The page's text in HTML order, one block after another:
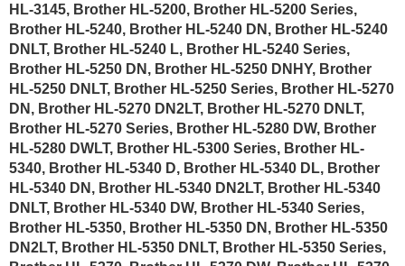
HL-3145, Brother HL-5200, Brother HL-5200 Series,
Brother HL-5240, Brother HL-5240 DN, Brother HL-5240
DNLT, Brother HL-5240 L, Brother HL-5240 Series,
Brother HL-5250 DN, Brother HL-5250 DNHY, Brother
HL-5250 DNLT, Brother HL-5250 Series, Brother HL-5270
DN, Brother HL-5270 DN2LT, Brother HL-5270 DNLT,
Brother HL-5270 Series, Brother HL-5280 DW, Brother
HL-5280 DWLT, Brother HL-5300 Series, Brother HL-
5340, Brother HL-5340 D, Brother HL-5340 DL, Brother
HL-5340 DN, Brother HL-5340 DN2LT, Brother HL-5340
DNLT, Brother HL-5340 DW, Brother HL-5340 Series,
Brother HL-5350, Brother HL-5350 DN, Brother HL-5350
DN2LT, Brother HL-5350 DNLT, Brother HL-5350 Series,